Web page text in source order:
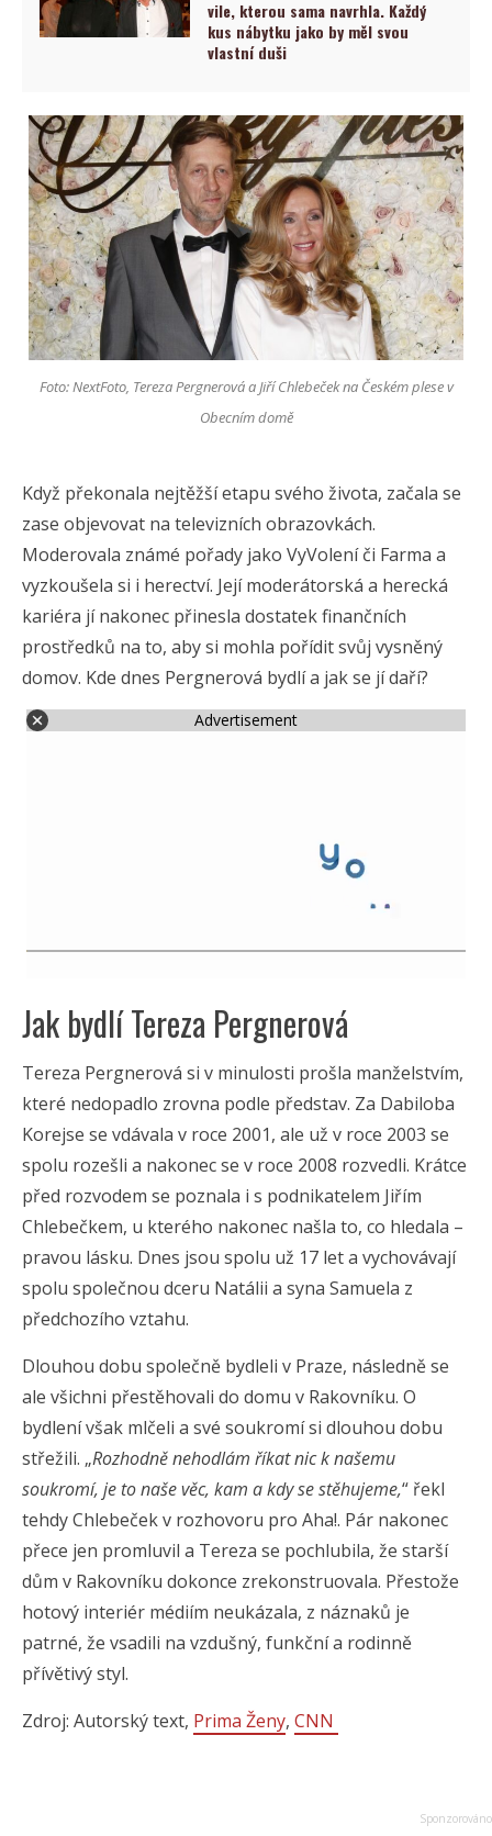
vile, kterou sama navrhla. Každý
kus nábytku jako by měl svou
vlastní duši
Foto: NextFoto, Tereza Pergnerová a Jiří Chlebeček na Českém plese v
Obecním domě
Když překonala nejtěžší etapu svého života, začala se
zase objevovat na televizních obrazovkách.
Moderovala známé pořady jako VyVolení či Farma a
vyzkoušela si i herectví. Její moderátorská a herecká
kariéra jí nakonec přinesla dostatek finančních
prostředků na to, aby si mohla pořídit svůj vysněný
domov. Kde dnes Pergnerová bydlí a jak se jí daří?
Advertisement
Jak bydlí Tereza Pergnerová
Tereza Pergnerová si v minulosti prošla manželstvím,
které nedopadlo zrovna podle představ. Za Dabiloba
Korejse se vdávala v roce 2001, ale už v roce 2003 se
spolu rozešli a nakonec se v roce 2008 rozvedli. Krátce
před rozvodem se poznala i s podnikatelem Jiřím
Chlebečkem, u kterého nakonec našla to, co hledala –
pravou lásku. Dnes jsou spolu už 17 let a vychovávají
spolu společnou dceru Natálii a syna Samuela z
předchozího vztahu.
Dlouhou dobu společně bydleli v Praze, následně se
ale všichni přestěhovali do domu v Rakovníku. O
bydlení však mlčeli a své soukromí si dlouhou dobu
střežili. „Rozhodně nehodlám říkat nic k našemu
soukromí, je to naše věc, kam a kdy se stěhujeme,“ řekl
tehdy Chlebeček v rozhovoru pro Aha!. Pár nakonec
přece jen promluvil a Tereza se pochlubila, že starší
dům v Rakovníku dokonce zrekonstruovala. Přestože
hotový interiér médiím neukázala, z náznaků je
patrné, že vsadili na vzdušný, funkční a rodinně
přívětivý styl.
Zdroj: Autorský text, Prima Ženy, CNN